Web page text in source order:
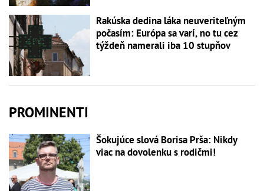
Rakúska dedina láka neuveriteľným
počasím: Európa sa varí, no tu cez
týždeň namerali iba 10 stupňov
PROMINENTI
Šokujúce slová Borisa Prša: Nikdy
viac na dovolenku s rodičmi!